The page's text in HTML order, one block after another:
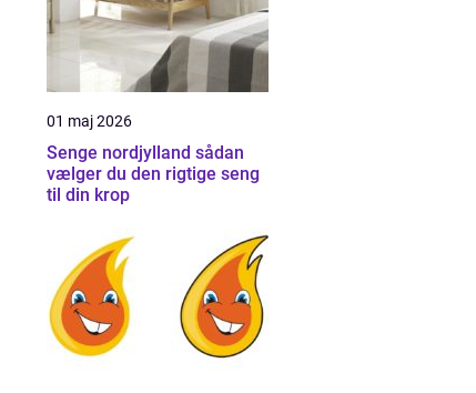
01 maj 2026
Senge nordjylland sådan
vælger du den rigtige seng
til din krop